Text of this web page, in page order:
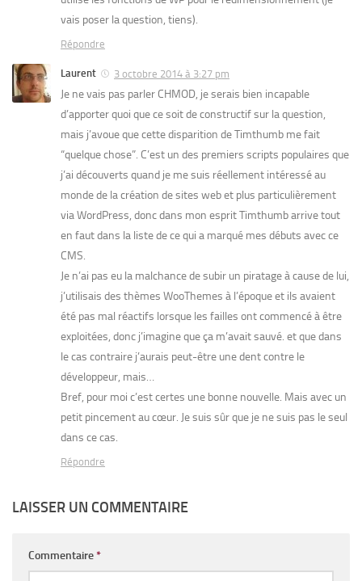
vais poser la question, tiens).
Répondre
Laurent 3 octobre 2014 à 3:27 pm
Je ne vais pas parler CHMOD, je serais bien incapable
d’apporter quoi que ce soit de constructif sur la question,
mais j’avoue que cette disparition de Timthumb me fait
“quelque chose”. C’est un des premiers scripts populaires que
j’ai découverts quand je me suis réellement intéressé au
monde de la création de sites web et plus particulièrement
via WordPress, donc dans mon esprit Timthumb arrive tout
en faut dans la liste de ce qui a marqué mes débuts avec ce
CMS.
Je n’ai pas eu la malchance de subir un piratage à cause de lui,
j’utilisais des thèmes WooThemes à l’époque et ils avaient
été pas mal réactifs lorsque les failles ont commencé à être
exploitées, donc j’imagine que ça m’avait sauvé. et que dans
le cas contraire j’aurais peut-être une dent contre le
développeur, mais…
Bref, pour moi c’est certes une bonne nouvelle. Mais avec un
petit pincement au cœur. Je suis sûr que je ne suis pas le seul
dans ce cas.
Répondre
LAISSER UN COMMENTAIRE
Commentaire*